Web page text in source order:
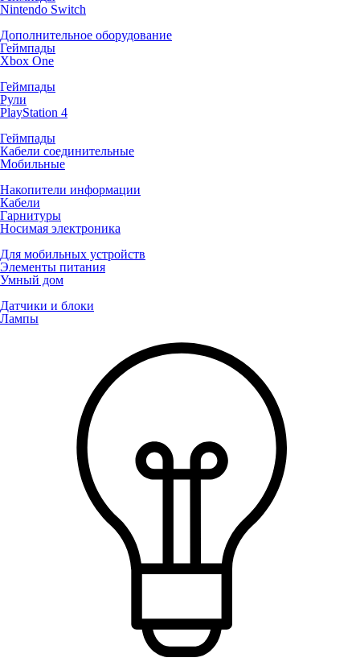
Nintendo Switch
Дополнительное оборудование
Геймпады
Xbox One
Геймпады
Рули
PlayStation 4
Геймпады
Кабели соединительные
Мобильные
Накопители информации
Кабели
Гарнитуры
Носимая электроника
Для мобильных устройств
Элементы питания
Умный дом
Датчики и блоки
Лампы